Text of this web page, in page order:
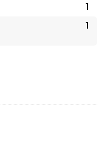
1
1